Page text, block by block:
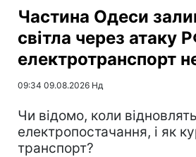
Частина Одеси
світла через атаку
електротранспорт
09:34 09.08.2026 Нд
Чи відомо, коли відновлять
електропостачання, і як
транспорт?